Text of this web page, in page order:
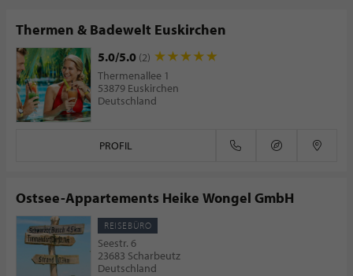
Thermen & Badewelt Euskirchen
5.0/5.0 (2)
Thermenallee 1
53879 Euskirchen
Deutschland
PROFIL
Ostsee-Appartements Heike Wongel GmbH
REISEBÜRO
Seestr. 6
23683 Scharbeutz
Deutschland